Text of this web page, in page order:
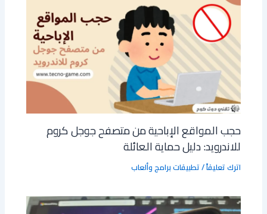
حجب المواقع الإباحية من متصفح جوجل كروم
للاندرويد: دليل حماية العائلة
اترك تعليقاً/تطبيقات برامج وألعاب